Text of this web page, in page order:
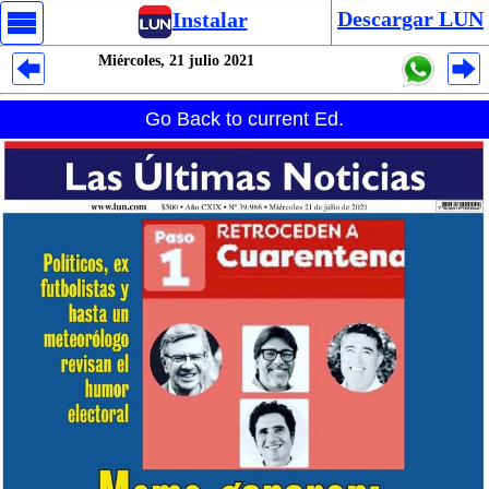
Instalar Descargar LUN
Miércoles, 21 julio 2021
Go Back to current Ed.
Despliegues Analytics
Despliegues Totales
Despliegues por Rubros